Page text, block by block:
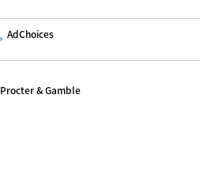
AdChoices
Procter & Gamble